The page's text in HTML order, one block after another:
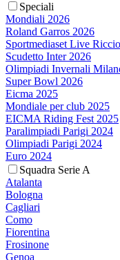
Speciali
Mondiali 2026
Roland Garros 2026
Sportmediaset Live
Scudetto Inter 2026
Olimpiadi Invernali
Super Bowl 2026
Eicma 2025
Mondiale per club 2025
EICMA Riding Fest 2025
Paralimpiadi Parigi 2024
Olimpiadi Parigi 2024
Euro 2024
Squadra Serie A
Atalanta
Bologna
Cagliari
Como
Fiorentina
Frosinone
Genoa